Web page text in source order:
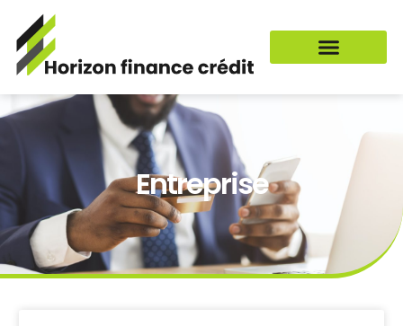
Entreprise